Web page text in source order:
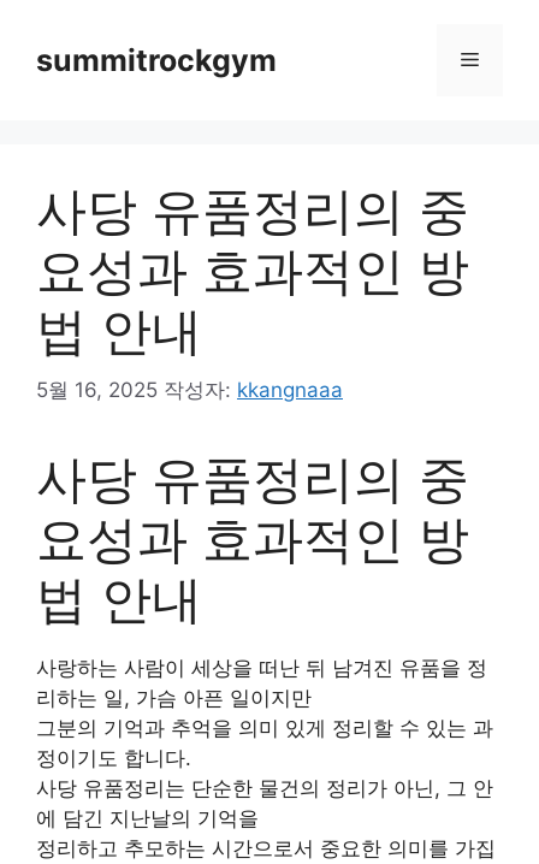
summitrockgym 메
사당 유품정리의 중
요성과 효과적인 방
법 안내
5월 16, 2025 작성자: kkangnaaa
사당 유품정리의 중
요성과 효과적인 방
법 안내
사랑하는 사람이 세상을 떠난 뒤 남겨진 유품을 정
리하는 일, 가슴 아픈 일이지만
그분의 기억과 추억을 의미 있게 정리할 수 있는 과
정이기도 합니다.
사당 유품정리는 단순한 물건의 정리가 아닌, 그 안
에 담긴 지난날의 기억을
정리하고 추모하는 시간으로서 중요한 의미를 가집